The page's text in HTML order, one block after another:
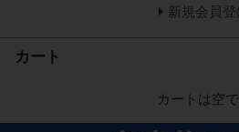
新規会員登
カート
カートは空